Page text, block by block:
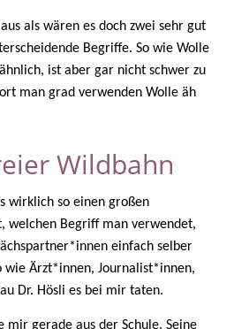
als wären es doch zwei sehr gut
Begriffe. So wie Wolle
ist aber gar nicht schwer zu
man grad verwenden Wolle äh
Wildbahn
wirklich so einen großen
welchen Begriff man verwendet,
einfach selber
wie Ärzt*innen, Journalist*innen,
Dr. Hösli es bei mir taten.
mir gerade aus der Schule. Seine